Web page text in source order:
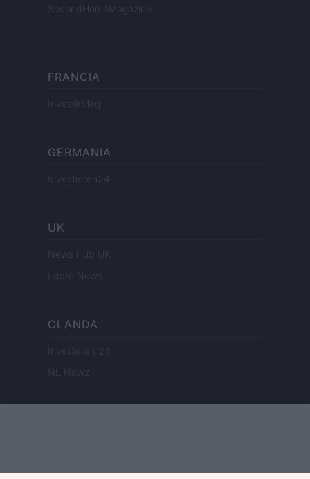
SecondHomeMagazine
FRANCIA
InvestirMag
GERMANIA
Investieren24
UK
News Hub UK
Lgbtq News
OLANDA
Investeren 24
NL Newz